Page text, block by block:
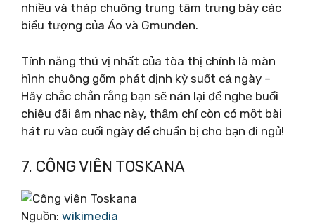
nhiều và tháp chuông trung tâm trưng bày các
biểu tượng của Áo và Gmunden.
Tính năng thú vị nhất của tòa thị chính là màn
hình chuông gốm phát định kỳ suốt cả ngày –
Hãy chắc chắn rằng bạn sẽ nán lại để nghe buổi
chiêu đãi âm nhạc này, thậm chí còn có một bài
hát ru vào cuối ngày để chuẩn bị cho bạn đi ngủ!
7. CÔNG VIÊN TOSKANA
Nguồn: wikimedia